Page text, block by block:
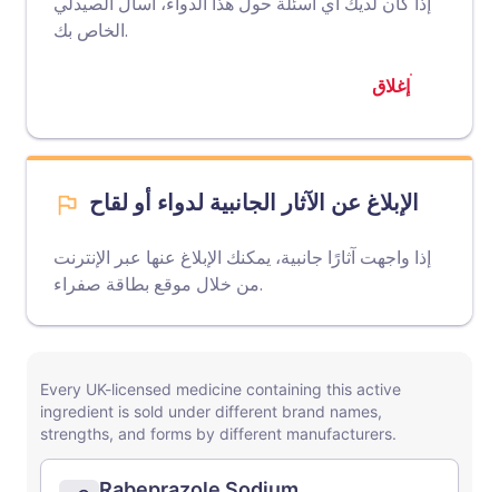
الخاص بك.
إغلاق
الإبلاغ عن الآثار الجانبية لدواء أو لقاح
إذا واجهت آثارًا جانبية، يمكنك الإبلاغ عنها عبر الإنترنت
من خلال موقع بطاقة صفراء .